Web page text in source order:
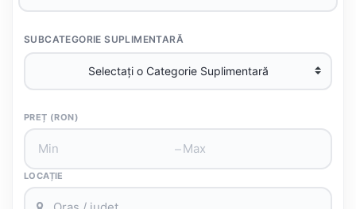
SUBCATEGORIE SUPLIMENTARĂ
PREȚ (RON)
–
LOCAȚIE